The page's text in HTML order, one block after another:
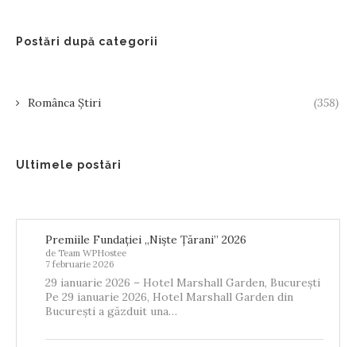
Postări după categorii
Românca Știri (358)
Ultimele postări
Premiile Fundației „Niște Țărani” 2026
de Team WPHostee
7 februarie 2026
29 ianuarie 2026 – Hotel Marshall Garden, București
Pe 29 ianuarie 2026, Hotel Marshall Garden din
București a găzduit una…